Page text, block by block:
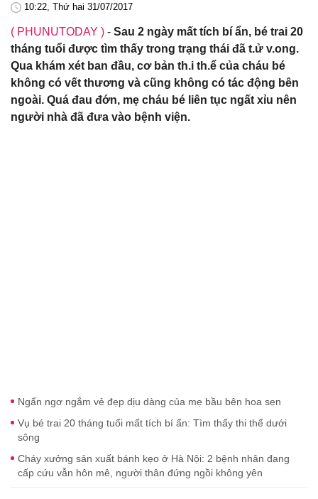
10:22, Thứ hai 31/07/2017
( PHUNUTODAY ) - Sau 2 ngày mất tích bí ẩn, bé trai 20
tháng tuổi được tìm thấy trong trạng thái đã t.ử v.ong.
Qua khám xét ban đầu, cơ bản th.i th.ể của cháu bé
không có vết thương và cũng không có tác động bên
ngoài. Quá đau đớn, mẹ cháu bé liên tục ngất xỉu nên
người nhà đã đưa vào bệnh viện.
Ngẩn ngơ ngắm vẻ đẹp dịu dàng của mẹ bầu bên hoa sen
Vụ bé trai 20 tháng tuổi mất tích bí ẩn: Tìm thấy thi thể dưới
sông
Cháy xưởng sản xuất bánh kẹo ở Hà Nội: 2 bệnh nhân đang
cấp cứu vẫn hôn mê, người thân đứng ngồi không yên